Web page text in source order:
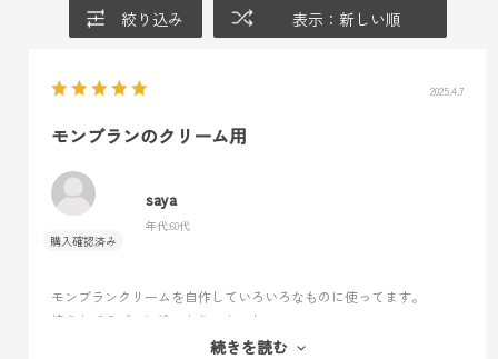
絞り込み 表示：新しい順
2025.4.7
モンブランのクリーム用
saya
年代:60代
モンブランクリームを自作していろいろなものに使ってます。
焼きたてのパンに塗ったり、おいしい。
プリンにかければあっという間にスイーツ出来上がり。
続きを読む